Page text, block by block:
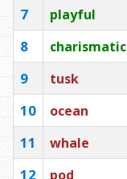
7
playful
8
charismatic
9
tusk
10
ocean
11
whale
12
pod